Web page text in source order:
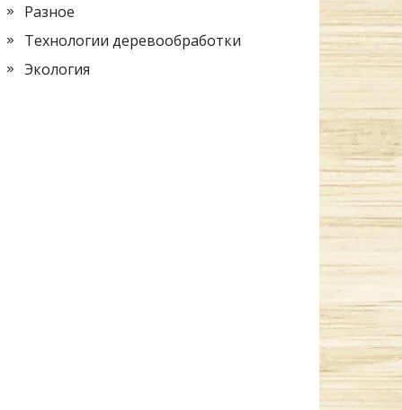
Разное
Технологии деревообработки
Экология